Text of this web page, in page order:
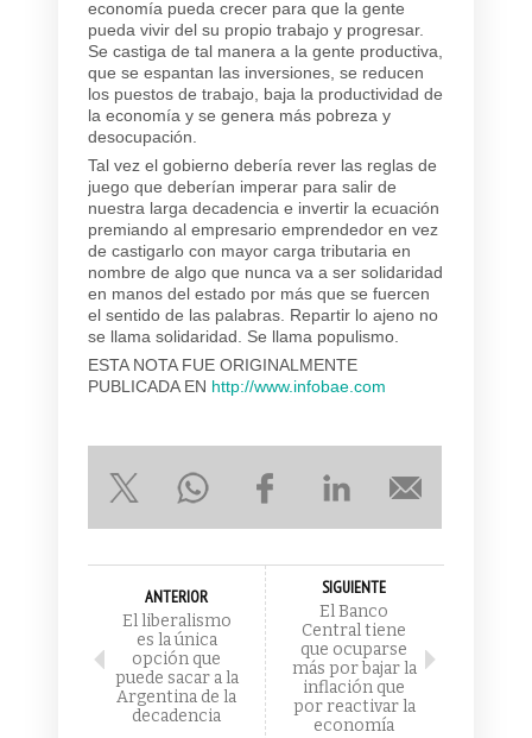
economía pueda crecer para que la gente
pueda vivir del su propio trabajo y progresar.
Se castiga de tal manera a la gente productiva,
que se espantan las inversiones, se reducen
los puestos de trabajo, baja la productividad de
la economía y se genera más pobreza y
desocupación.
Tal vez el gobierno debería rever las reglas de
juego que deberían imperar para salir de
nuestra larga decadencia e invertir la ecuación
premiando al empresario emprendedor en vez
de castigarlo con mayor carga tributaria en
nombre de algo que nunca va a ser solidaridad
en manos del estado por más que se fuercen
el sentido de las palabras. Repartir lo ajeno no
se llama solidaridad. Se llama populismo.
ESTA NOTA FUE ORIGINALMENTE
PUBLICADA EN http://www.infobae.com
ANTERIOR
El liberalismo
es la única
opción que
puede sacar a la
Argentina de la
decadencia
SIGUIENTE
El Banco
Central tiene
que ocuparse
más por bajar la
inflación que
por reactivar la
economía